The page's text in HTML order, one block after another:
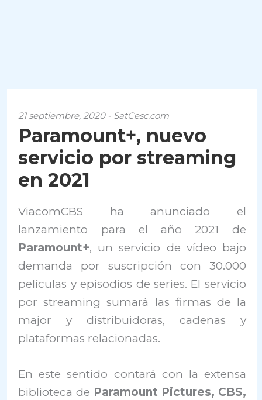
21 septiembre, 2020 - SatCesc.com
Paramount+, nuevo
servicio por streaming
en 2021
ViacomCBS ha anunciado el
lanzamiento para el año 2021 de
Paramount+, un servicio de vídeo bajo
demanda por suscripción con 30.000
películas y episodios de series. El servicio
por streaming sumará las firmas de la
major y distribuidoras, cadenas y
plataformas relacionadas.
En este sentido contará con la extensa
biblioteca de Paramount Pictures, CBS,